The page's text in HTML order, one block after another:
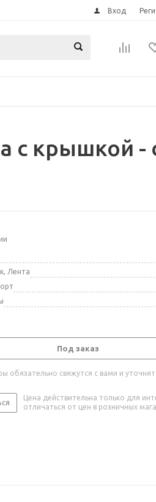
Вход
с крышкой -
Лента
Под заказ
обязательно свяжутся с вами и уточнят
Цена действительна только для
отличаться от цен в розничных